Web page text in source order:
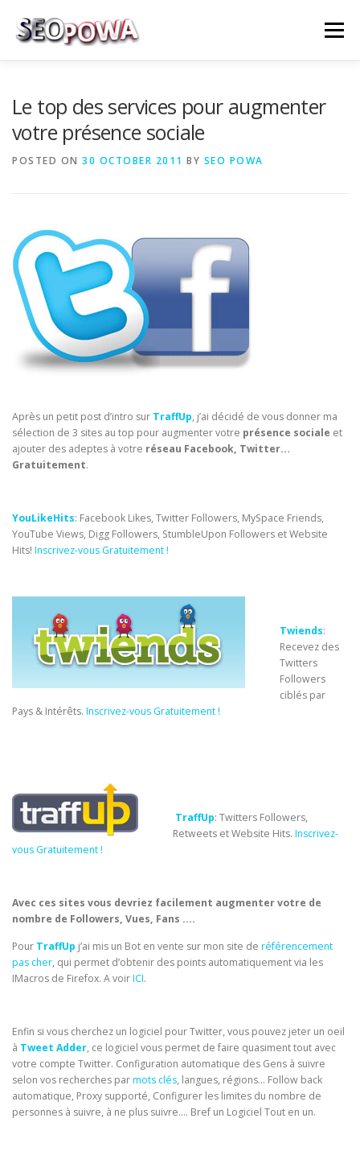
Menu
Le top des services pour augmenter
votre présence sociale
POSTED ON 30 OCTOBER 2011 BY SEO POWA
Après un petit post d’intro sur TraffUp, j’ai décidé de vous donner ma
sélection de 3 sites au top pour augmenter votre présence sociale et
ajouter des adeptes à votre réseau Facebook, Twitter…
Gratuitement.
YouLikeHits: Facebook Likes, Twitter Followers, MySpace Friends,
YouTube Views, Digg Followers, StumbleUpon Followers et Website
Hits! Inscrivez-vous Gratuitement !
Twiends:
Recevez des
Twitters
Followers
ciblés par
Pays & Intérêts. Inscrivez-vous Gratuitement !
TraffUp: Twitters Followers,
Retweets et Website Hits. Inscrivez-
vous Gratuitement !
Avec ces sites vous devriez facilement augmenter votre de
nombre de Followers, Vues, Fans ….
Pour TraffUp j’ai mis un Bot en vente sur mon site de référencement
pas cher, qui permet d’obtenir des points automatiquement via les
IMacros de Firefox. A voirICI.
Enfin si vous cherchez un logiciel pour Twitter, vous pouvez jeter un oeil
à Tweet Adder, ce logiciel vous permet de faire quasiment tout avec
votre compte Twitter. Configuration automatique des Gens à suivre
selon vos recherches parmots clés, langues, régions… Follow back
automatique, Proxy supporté, Configurer les limites du nombre de
personnes à suivre, à ne plus suivre…. Bref un Logiciel Tout en un.